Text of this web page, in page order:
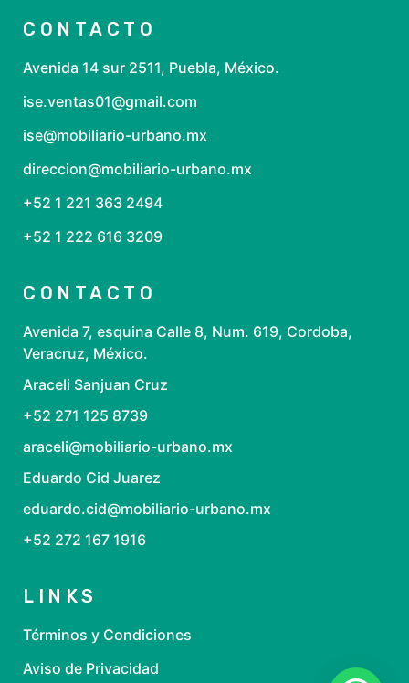
CONTACTO
Avenida 14 sur 2511, Puebla, México.
ise.ventas01@gmail.com
ise@mobiliario-urbano.mx
direccion@mobiliario-urbano.mx
+52 1 221 363 2494
+52 1 222 616 3209
CONTACTO
Avenida 7, esquina Calle 8, Num. 619, Cordoba,
Veracruz, México.
Araceli Sanjuan Cruz
+52 271 125 8739
araceli@mobiliario-urbano.mx
Eduardo Cid Juarez
eduardo.cid@mobiliario-urbano.mx
+52 272 167 1916
LINKS
Términos y Condiciones
Aviso de Privacidad